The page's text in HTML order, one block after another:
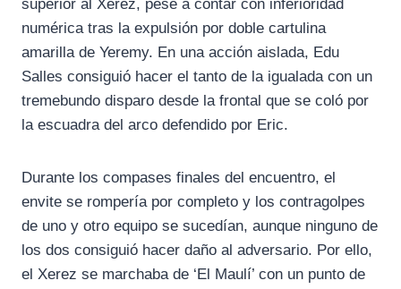
superior al Xerez, pese a contar con inferioridad
numérica tras la expulsión por doble cartulina
amarilla de Yeremy. En una acción aislada, Edu
Salles consiguió hacer el tanto de la igualada con un
tremebundo disparo desde la frontal que se coló por
la escuadra del arco defendido por Eric.
Durante los compases finales del encuentro, el
envite se rompería por completo y los contragolpes
de uno y otro equipo se sucedían, aunque ninguno de
los dos consiguió hacer daño al adversario. Por ello,
el Xerez se marchaba de ‘El Maulí’ con un punto de